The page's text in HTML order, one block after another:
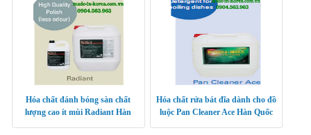
Hóa chất đánh bóng sàn chất
lượng cao ít mùi Radiant Hàn
Hóa chất rửa bát đĩa dành cho đồ
luộc Pan Cleaner Ace Hàn Quốc